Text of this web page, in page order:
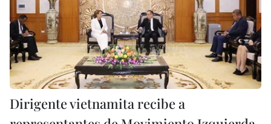
Dirigente vietnamita recibe a